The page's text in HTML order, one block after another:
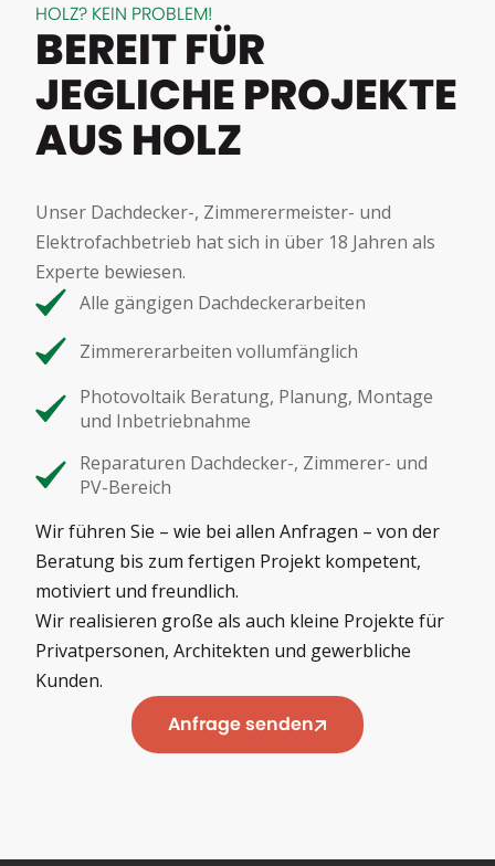
HOLZ? KEIN PROBLEM!
BEREIT FÜR
JEGLICHE PROJEKTE
AUS HOLZ
Unser Dachdecker-, Zimmerermeister- und
Elektrofachbetrieb hat sich in über 18 Jahren als
Experte bewiesen.
Alle gängigen Dachdeckerarbeiten
Zimmererarbeiten vollumfänglich
Photovoltaik Beratung, Planung, Montage
und Inbetriebnahme
Reparaturen Dachdecker-, Zimmerer- und
PV-Bereich
Wir führen Sie – wie bei allen Anfragen – von der
Beratung bis zum fertigen Projekt kompetent,
motiviert und freundlich.
Wir realisieren große als auch kleine Projekte für
Privatpersonen, Architekten und gewerbliche
Kunden.
Anfrage senden